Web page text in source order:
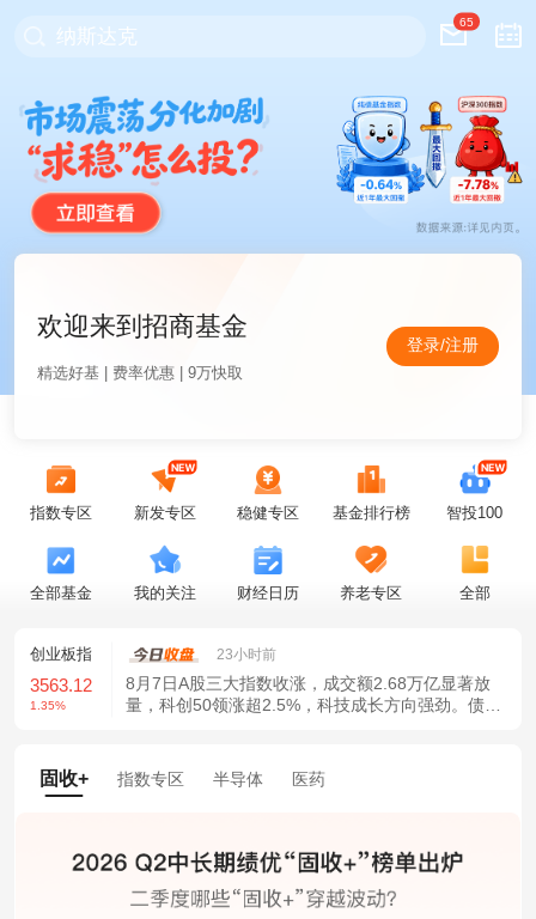
纳斯达克
65
欢迎来到招商基金
精选好基 | 费率优惠 | 9万快取
登录/注册
指数专区 新发专区 稳健专区 基金排行榜 智投100
全部基金 我的关注 财经日历 养老专区 全部
创业板指
3563.12
1.35%
23小时前
8月7日A股三大指数收涨，成交额2.68万亿显著放
量，科创50领涨超2.5%，科技成长方向强劲。债市
固收+ 指数专区 半导体 医药